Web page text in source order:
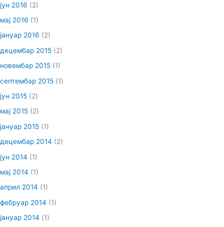
јун 2016 (2)
мај 2016 (1)
јануар 2016 (2)
децембар 2015 (2)
новембар 2015 (1)
септембар 2015 (1)
јун 2015 (2)
мај 2015 (2)
јануар 2015 (1)
децембар 2014 (2)
јун 2014 (1)
мај 2014 (1)
април 2014 (1)
фебруар 2014 (1)
јануар 2014 (1)